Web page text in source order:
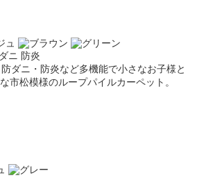
ニ 防炎
ダニ・防炎など多機能で小さなお子様と
市松模様のループパイルカーペット。